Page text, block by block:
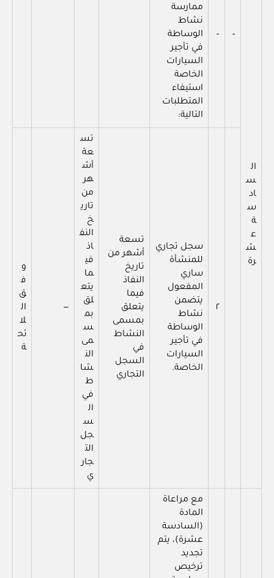
ال
س
اد
س
ة
ع
ش
رة
–
–
ممارسة
نشاط
الوساطة
في تأجير
السيارات
الخاصة
استيفاء
المتطلبات
التالية:
٢
سجل تجاري
للمنشأة
ساري
المفعول
يتضمن
نشاط
الوساطة
في تأجير
السيارات
الخاصة.
تسعة
أشهر من
تاريخ
النفاذ
فيما
يتعلق
بمسمى
النشاط
في
السجل
التجاري
تس
عة
أش
هر
من
تاري
خ
النف
اذ
في
ما
يتع
لق
بم
س
مى
الن
شا
ط
في
ال
س
جل
الت
جار
ي
—
و
ف
ق
ال
لا
ئح
ة
مع مراعاة
المادة
(السادسة
عشرة)، يتم
تجديد
ترخيص